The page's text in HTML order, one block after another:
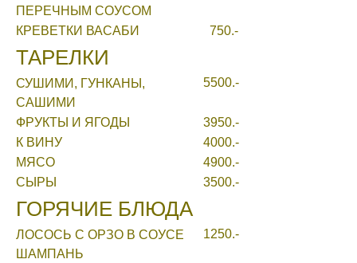
ПЕРЕЧНЫМ СОУСОМ
750.-
КРЕВЕТКИ ВАСАБИ
ТАРЕЛКИ
5500.-
СУШИМИ, ГУНКАНЫ,
САШИМИ
3950.-
ФРУКТЫ И ЯГОДЫ
4000.-
К ВИНУ
4900.-
МЯСО
3500.-
СЫРЫ
ГОРЯЧИЕ БЛЮДА
1250.-
ЛОСОСЬ С ОРЗО В СОУСЕ
ШАМПАНЬ